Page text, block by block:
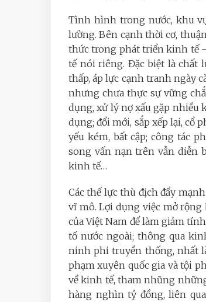
Tình hình trong nước, khu
lường. Bên cạnh thời cơ,
thức trong phát triển kinh tế
tế nói riêng. Đặc biệt là chất
thấp, áp lực cạnh tranh ngày
nhưng chưa thực sự vững
dụng, xử lý nợ xấu gặp nhiều
dụng; đổi mới, sắp xếp lại, cổ
yếu kém, bất cập; công tác
song vấn nạn trên vẫn diễn
kinh tế…
Các thế lực thù địch đẩy
vĩ mô. Lợi dụng việc mở
của Việt Nam để làm giảm
tố nước ngoài; thông qua
ninh phi truyền thống, nhất
phạm xuyên quốc gia và tội
về kinh tế, tham nhũng
hàng nghìn tỷ đồng, liên